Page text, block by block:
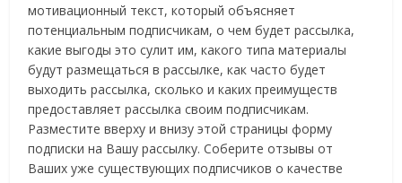
мотивационный текст, который объясняет
потенциальным подписчикам, о чем будет рассылка,
какие выгоды это сулит им, какого типа материалы
будут размещаться в рассылке, как часто будет
выходить рассылка, сколько и каких преимуществ
предоставляет рассылка своим подписчикам.
Разместите вверху и внизу этой страницы форму
подписки на Вашу рассылку. Соберите отзывы от
Ваших уже существующих подписчиков о качестве